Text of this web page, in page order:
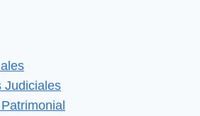
Judiciales